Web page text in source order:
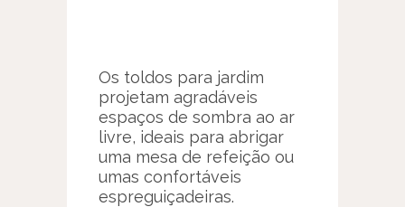
Os toldos para jardim
projetam agradáveis
espaços de sombra ao ar
livre, ideais para abrigar
uma mesa de refeição ou
umas confortáveis
espreguiçadeiras.